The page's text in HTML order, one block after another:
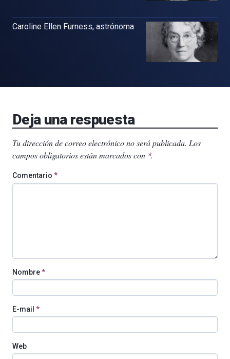
Caroline Ellen Furness, astrónoma
Deja una respuesta
Tu dirección de correo electrónico no será publicada. Los
campos obligatorios están marcados con *.
Comentario *
Nombre*
E-mail *
Web